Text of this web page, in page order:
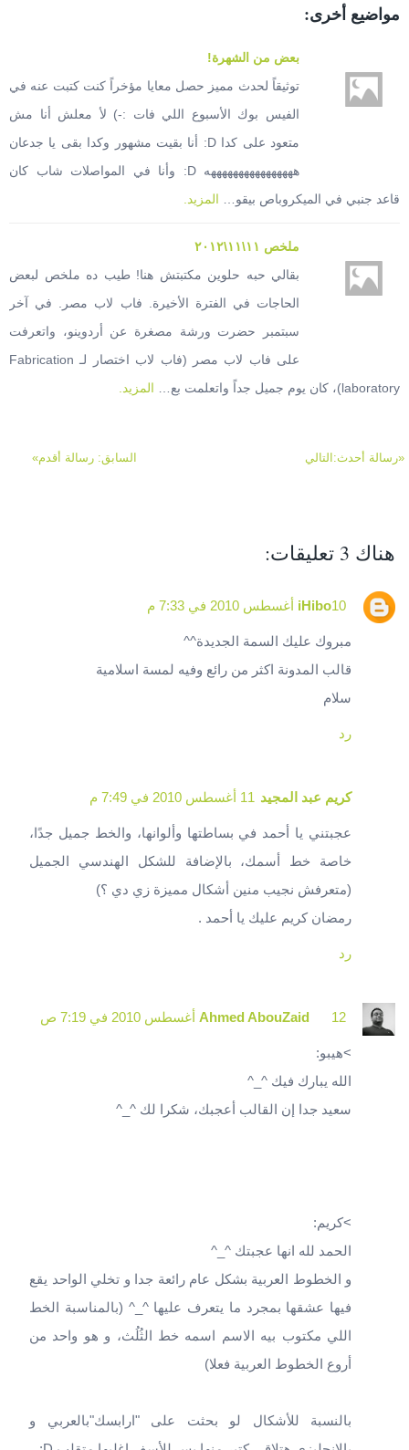
مواضيع أخرى:
بعض من الشهرة!
توثيقاً لحدث مميز حصل معايا مؤخراً كنت كتبت عنه في
الفيس بوك الأسبوع اللي فات :-) ﻷ معلش أنا مش
متعود على كدا D: أنا بقيت مشهور وكدا بقى يا جدعان
ههههههههههههههههه D: وأنا في المواصلات شاب كان
قاعد جنبي في الميكروباص بيقو… المزيد.
ملخص ١١\١١\٢٠١٢
بقالي حبه حلوين مكتبتش هنا! طيب ده ملخص لبعض
الحاجات في الفترة الأخيرة. فاب لاب مصر. في آخر
سبتمبر حضرت ورشة مصغرة عن أردوينو، واتعرفت
على فاب لاب مصر (فاب لاب اختصار لـ Fabrication
laboratory)، كان يوم جميل جداً واتعلمت بع… المزيد.
«رسالة أحدث:التالي السابق: رسالة أقدم»
هناك 3 تعليقات:
iHibo10 أغسطس 2010 في 7:33 م
مبروك عليك السمة الجديدة^^
قالب المدونة اكثر من رائع وفيه لمسة اسلامية
سلام
رد
كريم عبد المجيد 11 أغسطس 2010 في 7:49 م
عجبتني يا أحمد في بساطتها وألوانها، والخط جميل جدًا،
خاصة خط أسمك، بالإضافة للشكل الهندسي الجميل
(متعرفش نجيب منين أشكال مميزة زي دي ؟)
رمضان كريم عليك يا أحمد .
رد
Ahmed AbouZaid 12 أغسطس 2010 في 7:19 ص
>هيبو:
الله يبارك فيك ^_^
سعيد جدا إن القالب أعجبك، شكرا لك ^_^
>كريم:
الحمد لله انها عجبتك ^_^
و الخطوط العربية بشكل عام رائعة جدا و تخلي الواحد يقع
فيها عشقها بمجرد ما يتعرف عليها ^_^ (بالمناسبة الخط
اللي مكتوب بيه الاسم اسمه خط الثُلُث، و هو واحد من
أروع الخطوط العربية فعلا)
بالنسبة للأشكال لو بحثت على "ارابسك"بالعربي و